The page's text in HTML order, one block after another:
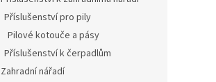
Příslušenství pro pily
Pilové kotouče a pásy
Příslušenství k čerpadlům
Zahradní nářadí